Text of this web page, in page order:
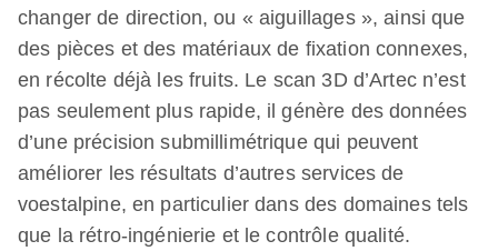
changer de direction, ou « aiguillages », ainsi que
des pièces et des matériaux de fixation connexes,
en récolte déjà les fruits. Le scan 3D d’Artec n’est
pas seulement plus rapide, il génère des données
d’une précision submillimétrique qui peuvent
améliorer les résultats d’autres services de
voestalpine, en particulier dans des domaines tels
que la rétro-ingénierie et le contrôle qualité.